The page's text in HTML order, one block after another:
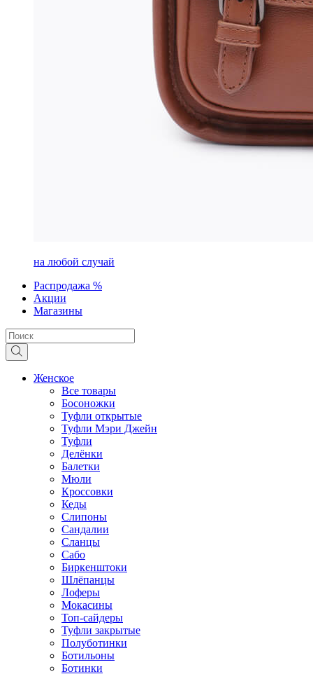
на любой случай
Распродажа %
Акции
Магазины
Женское
Все товары
Босоножки
Туфли открытые
Туфли Мэри Джейн
Туфли
Делёнки
Балетки
Мюли
Кроссовки
Кеды
Слипоны
Сандалии
Сланцы
Сабо
Биркенштоки
Шлёпанцы
Лоферы
Мокасины
Топ-сайдеры
Туфли закрытые
Полуботинки
Ботильоны
Ботинки